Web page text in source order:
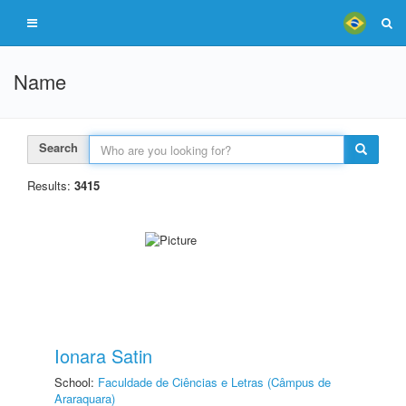
Name
Search
Results: 3415
Ionara Satin
School: Faculdade de Ciências e Letras (Câmpus de
Araraquara)